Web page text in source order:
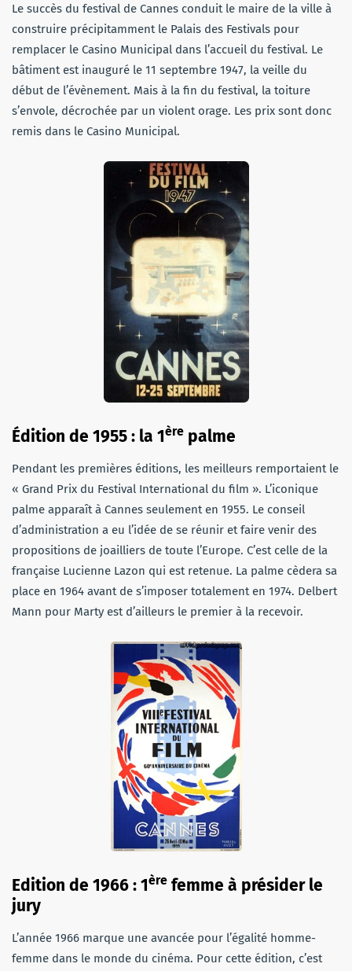
Le succès du festival de Cannes conduit le maire de la ville à
construire précipitamment le Palais des Festivals pour
remplacer le Casino Municipal dans l’accueil du festival. Le
bâtiment est inauguré le 11 septembre 1947, la veille du
début de l’évènement. Mais à la fin du festival, la toiture
s’envole, décrochée par un violent orage. Les prix sont donc
remis dans le Casino Municipal.
Édition de 1955 : la 1ère palme
Pendant les premières éditions, les meilleurs remportaient le
« Grand Prix du Festival International du film ». L’iconique
palme apparaît à Cannes seulement en 1955. Le conseil
d’administration a eu l’idée de se réunir et faire venir des
propositions de joailliers de toute l’Europe. C’est celle de la
française Lucienne Lazon qui est retenue. La palme cèdera sa
place en 1964 avant de s’imposer totalement en 1974. Delbert
Mann pour Marty est d’ailleurs le premier à la recevoir.
Edition de 1966 : 1ère femme à présider le
jury
L’année 1966 marque une avancée pour l’égalité homme-
femme dans le monde du cinéma. Pour cette édition, c’est